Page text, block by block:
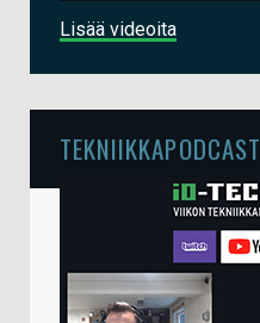
Lisää videoita
TEKNIIKKAPODCAST